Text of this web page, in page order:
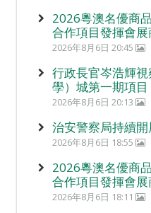
2026粵澳名優商
合作項目發揮會
2026年8月6日 20:45
行政長官岑浩輝
學）城第一期項目
2026年8月6日 20:13
治安警察局持續
2026年8月6日 18:55
2026粵澳名優商
合作項目發揮會
2026年8月6日 18:11